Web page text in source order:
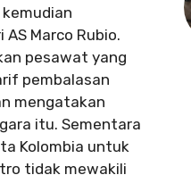
Marco Rubio.
pesawat yang
pembalasan
mengatakan
itu. Sementara
Kolombia untuk
tidak mewakili